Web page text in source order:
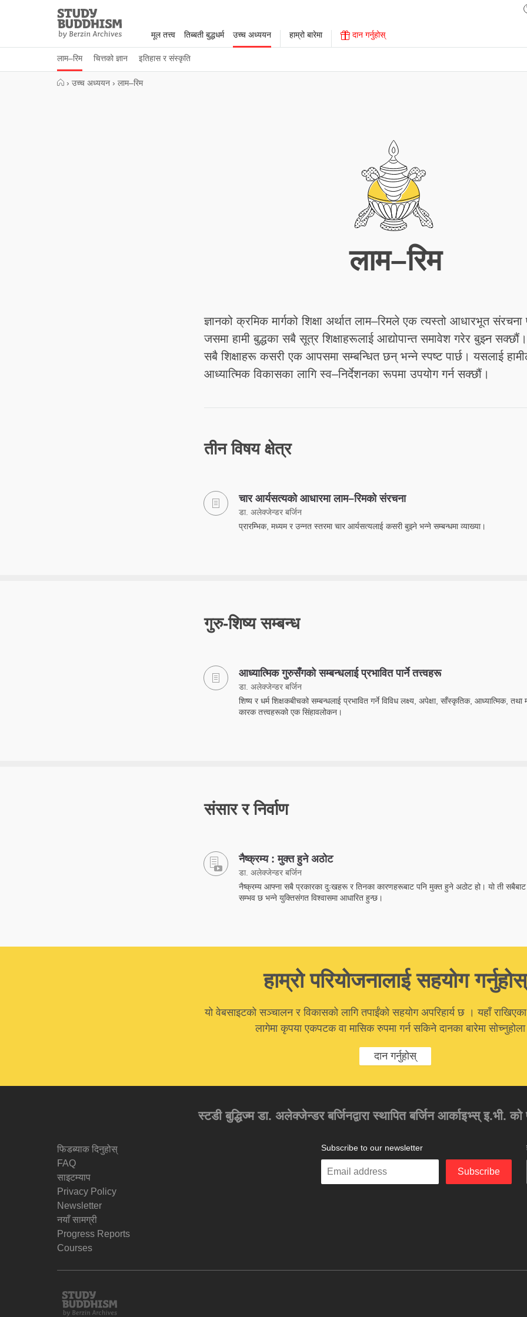
Study
Buddhism
Home
मूल तत्त्व तिब्बती बुद्धधर्म उच्च अध्ययन
लाम–रिम चित्तको ज्ञान इतिहास र संस्कृति
हाम्रो बारेमा दान गर्नुहोस्
› उच्च अध्ययन › लाम–रिम
लाम–रिम
ज्ञानको क्रमिक मार्गको शिक्षा अर्थात लाम–रिमले एक त्यस्तो आधारभूत संरचना
जसमा हामी बुद्धका सबै सूत्र शिक्षाहरूलाई आद्योपान्त समावेश गरेर बुझ्न
सबै शिक्षाहरू कसरी एक आपसमा सम्बन्धित छन् भन्ने स्पष्ट पार्छ। यसलाई
आध्यात्मिक विकासका लागि स्व–निर्देशनका रूपमा उपयोग गर्न सक्छौं।
तीन विषय क्षेत्र
चार आर्यसत्यको आधारमा लाम–रिमको संरचना
डा. अलेक्जेन्डर बर्जिन
प्रारम्भिक, मध्यम र उन्नत स्तरमा चार आर्यसत्यलाई कसरी बुझ्ने भन्ने सम्बन्धमा व्याख्या।
गुरु-शिष्य सम्बन्ध
आध्यात्मिक गुरुसँगको सम्बन्धलाई प्रभावित पार्ने तत्त्वहरू
डा. अलेक्जेन्डर बर्जिन
शिष्य र धर्म शिक्षकबीचको सम्बन्धलाई प्रभावित गर्ने विविध लक्ष्य, अपेक्षा, साँस्कृतिक, आध्यात्मिक, तथा
कारक तत्त्वहरूको एक सिंहावलोकन।
संसार र निर्वाण
नैष्क्रम्य : मुक्त हुने अठोट
डा. अलेक्जेन्डर बर्जिन
नैष्क्रम्य आफ्ना सबै प्रकारका दुःखहरू र तिनका कारणहरूबाट पनि मुक्त हुने अठोट हो। यो ती
सम्भव छ भन्ने युक्तिसंगत विश्वासमा आधारित हुन्छ।
हाम्रो परियोजनालाई सहयोग गर्नुहोस्
यो वेबसाइटको सञ्चालन र विकासको लागि तपाईंको सहयोग अपरिहार्य छ । यहाँ राखिएका
लागेमा कृपया एकपटक वा मासिक रुपमा गर्न सकिने दानका बारेमा
दान गर्नुहोस्
स्टडी बुद्धिज्म डा. अलेक्जेन्डर बर्जिनद्वारा स्थापित बर्जिन आर्काइभ्स् इ.भी. को
फिडब्याक दिनुहोस्
FAQ
साइटम्याप
Privacy Policy
Newsletter
नयाँ सामग्री
Progress Reports
Courses
Subscribe to our newsletter
Enter
Subscribe
Study
Buddhism